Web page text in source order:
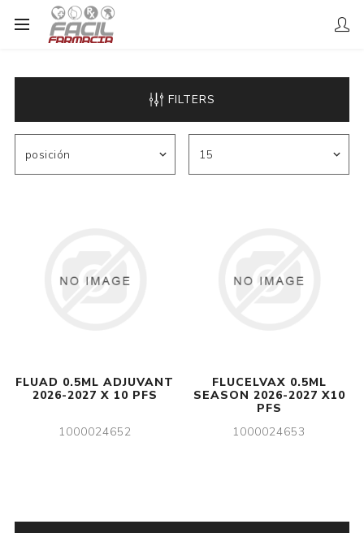
FILTERS
FLUAD 0.5ML ADJUVANT
2026-2027 X 10 PFS
1000024652
FLUCELVAX 0.5ML
SEASON 2026-2027 X10
PFS
1000024653